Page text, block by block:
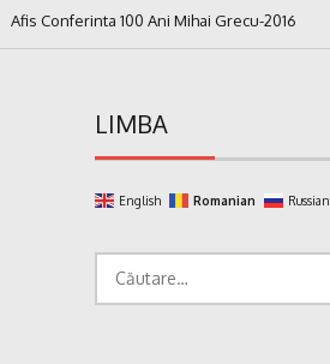
Afis Conferinta 100 Ani Mihai Grecu-2016
LIMBA
English Romanian Russian